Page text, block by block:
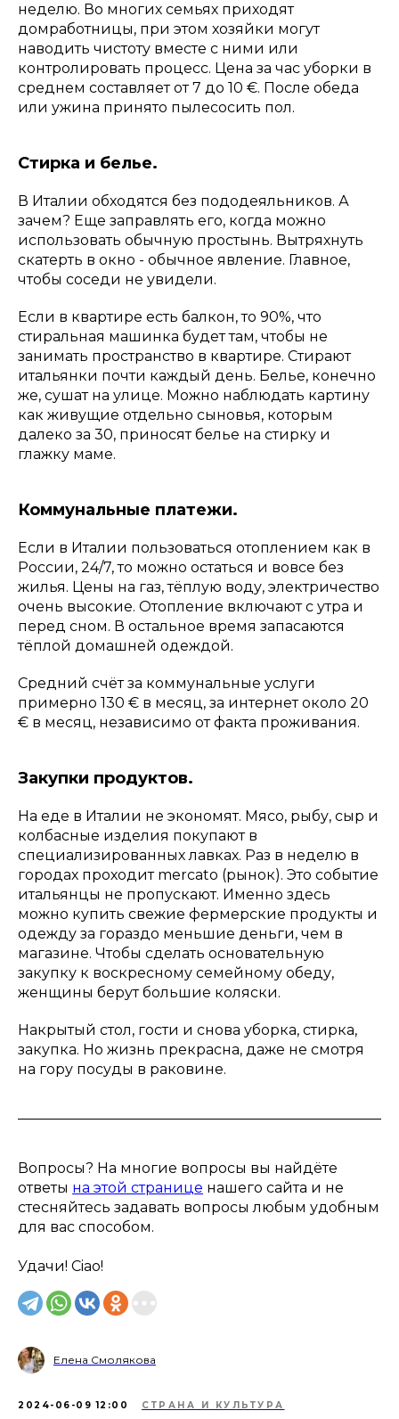
неделю. Во многих семьях приходят
домработницы, при этом хозяйки могут
наводить чистоту вместе с ними или
контролировать процесс. Цена за час уборки в
среднем составляет от 7 до 10 €. После обеда
или ужина принято пылесосить пол.
Стирка и белье.
В Италии обходятся без пододеяльников. А
зачем? Еще заправлять его, когда можно
использовать обычную простынь. Вытряхнуть
скатерть в окно - обычное явление. Главное,
чтобы соседи не увидели.
Если в квартире есть балкон, то 90%, что
стиральная машинка будет там, чтобы не
занимать пространство в квартире. Стирают
итальянки почти каждый день. Белье, конечно
же, сушат на улице. Можно наблюдать картину
как живущие отдельно сыновья, которым
далеко за 30, приносят белье на стирку и
глажку маме.
Коммунальные платежи.
Если в Италии пользоваться отоплением как в
России, 24/7, то можно остаться и вовсе без
жилья. Цены на газ, тёплую воду, электричество
очень высокие. Отопление включают с утра и
перед сном. В остальное время запасаются
тёплой домашней одеждой.
Средний счёт за коммунальные услуги
примерно 130 € в месяц, за интернет около 20
€ в месяц, независимо от факта проживания.
Закупки продуктов.
На еде в Италии не экономят. Мясо, рыбу, сыр и
колбасные изделия покупают в
специализированных лавках. Раз в неделю в
городах проходит mercato (рынок). Это событие
итальянцы не пропускают. Именно здесь
можно купить свежие фермерские продукты и
одежду за гораздо меньшие деньги, чем в
магазине. Чтобы сделать основательную
закупку к воскресному семейному обеду,
женщины берут большие коляски.
Накрытый стол, гости и снова уборка, стирка,
закупка. Но жизнь прекрасна, даже не смотря
на гору посуды в раковине.
Вопросы? На многие вопросы вы найдёте
ответы на этой странице нашего сайта и не
стесняйтесь задавать вопросы любым удобным
для вас способом.
Удачи! Ciao!
Елена Смолякова
2024-06-09 12:00 СТРАНА И КУЛЬТУРА